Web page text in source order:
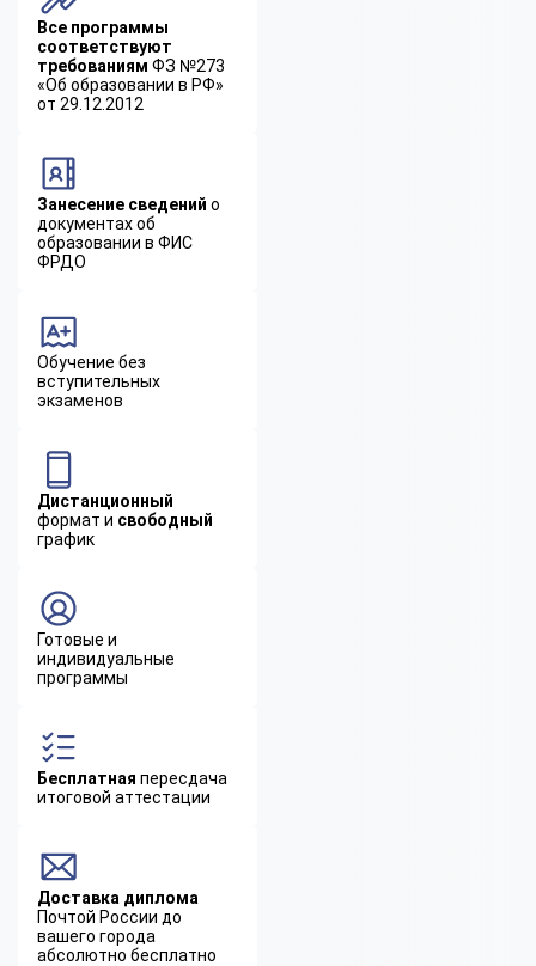
Все программы
соответствуют
требованиям ФЗ №273
«Об образовании в РФ»
от 29.12.2012
Занесение сведений о
документах об
образовании в ФИС
ФРДО
Обучение без
вступительных
экзаменов
Дистанционный
формат и свободный
график
Готовые и
индивидуальные
программы
Бесплатная пересдача
итоговой аттестации
Доставка диплома
Почтой России до
вашего города
абсолютно бесплатно